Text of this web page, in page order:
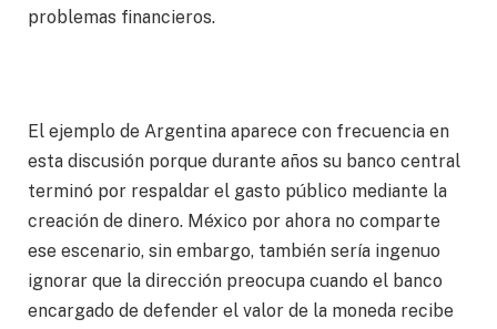
problemas financieros.
El ejemplo de Argentina aparece con frecuencia en
esta discusión porque durante años su banco central
terminó por respaldar el gasto público mediante la
creación de dinero. México por ahora no comparte
ese escenario, sin embargo, también sería ingenuo
ignorar que la dirección preocupa cuando el banco
encargado de defender el valor de la moneda recibe